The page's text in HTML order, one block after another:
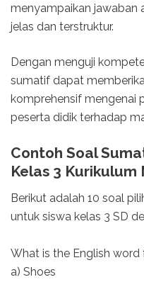
menyampaikan jawaban
jelas dan terstruktur.
Dengan menguji
sumatif dapat
komprehensif mengenai
peserta didik terhadap
Contoh Soal
Kelas 3 Kurikulum
Berikut adalah 10 soal
untuk siswa kelas 3 SD
What is the English word
a) Shoes